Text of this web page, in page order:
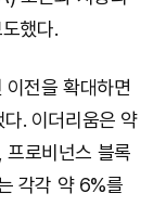
했다.
전을 확대하면
. 이더리움은 약
로비넌스 블록
각각 약 6%를